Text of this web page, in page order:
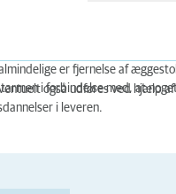
er fjernelse af
i forbindelse med, at
også udføres ved hjælp
i leveren.